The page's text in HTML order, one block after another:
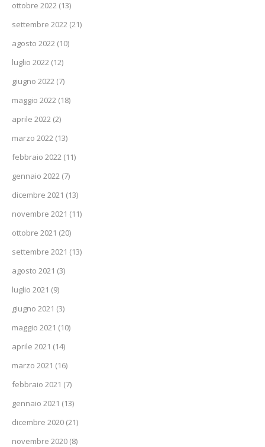
ottobre 2022 (13)
settembre 2022 (21)
agosto 2022 (10)
luglio 2022 (12)
giugno 2022 (7)
maggio 2022 (18)
aprile 2022 (2)
marzo 2022 (13)
febbraio 2022 (11)
gennaio 2022 (7)
dicembre 2021 (13)
novembre 2021 (11)
ottobre 2021 (20)
settembre 2021 (13)
agosto 2021 (3)
luglio 2021 (9)
giugno 2021 (3)
maggio 2021 (10)
aprile 2021 (14)
marzo 2021 (16)
febbraio 2021 (7)
gennaio 2021 (13)
dicembre 2020 (21)
novembre 2020 (8)